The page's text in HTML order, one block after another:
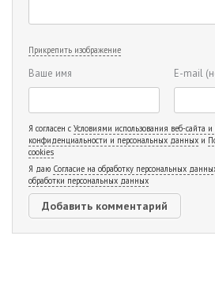
Прикрепить изображение
Ваше имя E-mail
Я согласен с Условиями использования веб-сайта
конфиденциальности и персональных данных и
cookies
Я даю Согласие на обработку персональных
обработки персональных данных